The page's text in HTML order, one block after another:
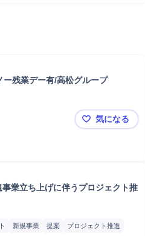
残業デー有/高松グループ
[大阪/戸
気になる
業立ち上げに伴うプロジェクト推
新規事業 提案
プロジェクト推進